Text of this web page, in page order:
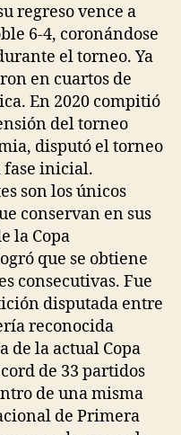
regreso vence a
6-4, coronándose
el torneo. Ya
en cuartos de
En 2020 compitió
del torneo
disputó el torneo
fase inicial.
son los únicos
conservan en sus
la Copa
que se obtiene
consecutivas. Fue
disputada entre
reconocida
de la actual Copa
de 33 partidos
de una misma
de Primera